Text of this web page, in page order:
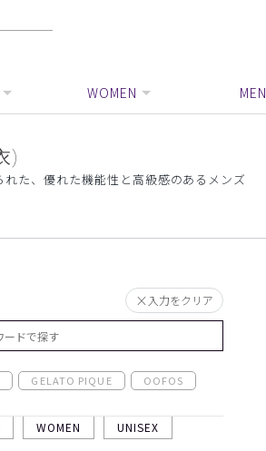
WOMEN MEN
)
た、優れた機能性と高級感のあるメンズ
入力をクリア
GELATO PIQUE OOFOS
WOMEN UNISEX